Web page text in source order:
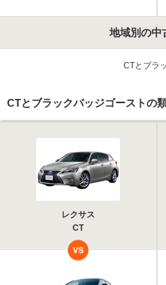
地域別の中
CTとブラ
CTとブラックバッジゴーストの
レクサス
CT